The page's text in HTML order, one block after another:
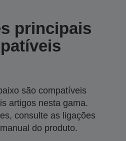
principais
são compatíveis
artigos nesta gama.
consulte as ligações
do produto.